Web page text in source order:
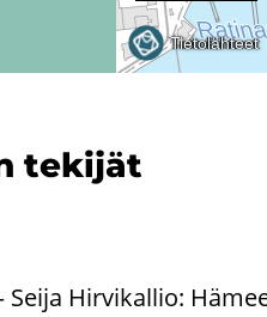
te­ki­jät
Seija Hir­vi­kal­lio: